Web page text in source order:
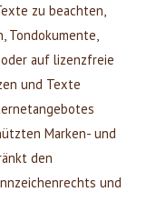
zu beachten,
Tondokumente,
auf lizenzfreie
und Texte
Marken- und
den
und